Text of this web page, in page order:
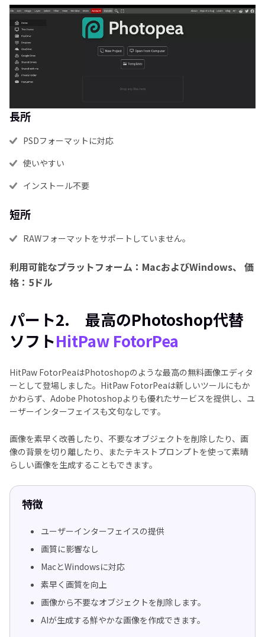
長所
PSDフォーマットに対応
使いやすい
インストール不要
短所
RAWフォーマットをサポートしていません。
利用可能なプラットフォーム：MacおよびWindows、
価
格：5ドル
パート2. 最高のPhotoshop代替
ソフトHitPaw FotorPea
HitPaw FotorPeaはPhotoshopのような最高の無料画像エディタ
ーとして登場しました。HitPaw FotorPeaは新しいツールにもか
かわらず、Adobe Photoshopよりも優れたサービスを提供し、ユ
ーザーインターフェイスも文句なしです。
画像を素早く改善したり、不要なオブジェクトを削除したり、画
像の背景を切り離したり、またテキストプロンプトを使って素晴
らしい画像を生成することもできます。
特徴
ユーザーインターフェイスの提供
画質に影響なし
MacとWindowsに対応
素早く画質を向上
画像から不要なオブジェクトを削除します。
AIが生成する鮮やかな画像を作成できます。